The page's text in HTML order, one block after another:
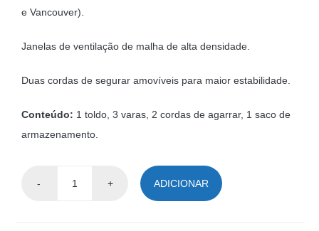
e Vancouver).
Janelas de ventilação de malha de alta densidade.
Duas cordas de segurar amovíveis para maior estabilidade.
Conteúdo: 1 toldo, 3 varas, 2 cordas de agarrar, 1 saco de
armazenamento.
ADICIONAR